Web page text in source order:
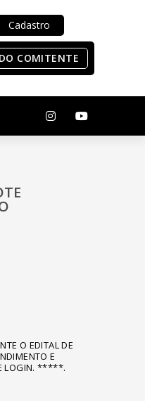
Cadastro
COMITENTE
O EDITAL DE
E
E LOGIN. *****.